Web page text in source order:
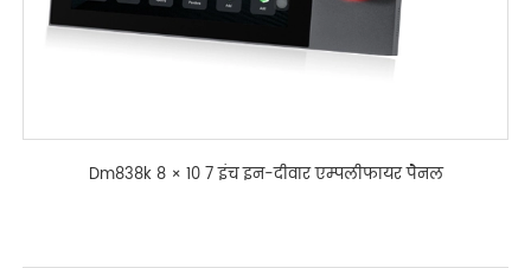
Dm838k 8 × 10 7 इंच इन-दीवार एम्पलीफायर पैनल